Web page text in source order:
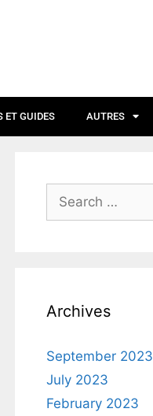
ET GUIDES AUTRES
Archives
September 2023
July 2023
February 2023